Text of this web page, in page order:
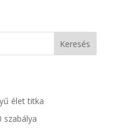
Keresés
élet titka
szabálya